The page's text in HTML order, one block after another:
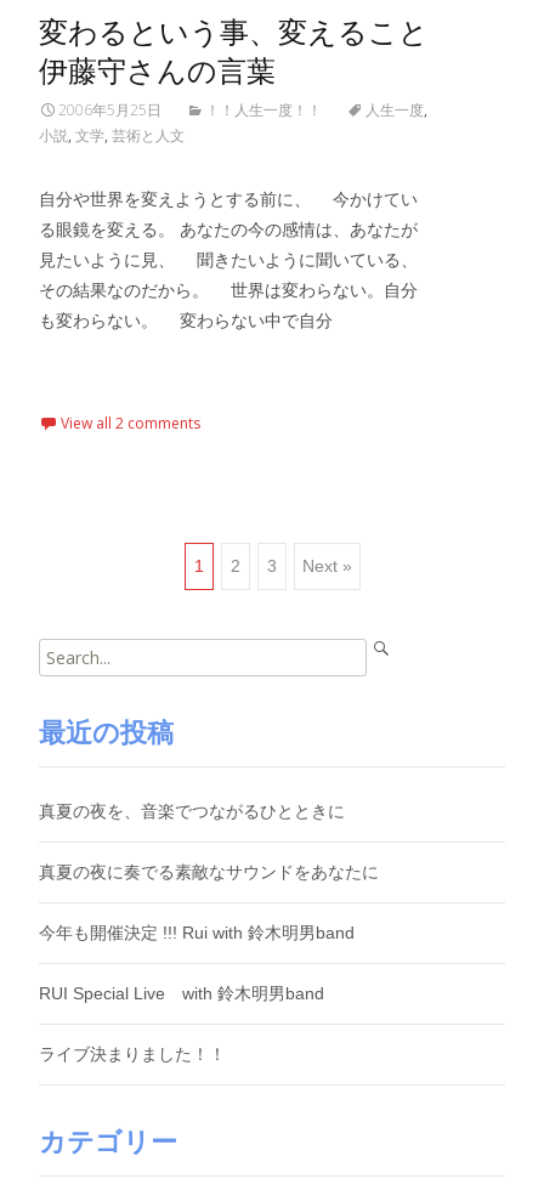
変わるという事、変えること
伊藤守さんの言葉
2006年5月25日 ！！人生一度！！ 人生一度,
小説, 文学, 芸術と人文
自分や世界を変えようとする前に、 今かけてい
る眼鏡を変える。 あなたの今の感情は、あなたが
見たいように見、 聞きたいように聞いている、
その結果なのだから。 世界は変わらない。自分
も変わらない。 変わらない中で自分
View all 2 comments
Posts
navigation
1 2 3 Next »
Search
for:
最近の投稿
真夏の夜を、音楽でつながるひとときに
真夏の夜に奏でる素敵なサウンドをあなたに
今年も開催決定 !!! Rui with 鈴木明男band
RUI Special Live with 鈴木明男band
ライブ決まりました！！
カテゴリー